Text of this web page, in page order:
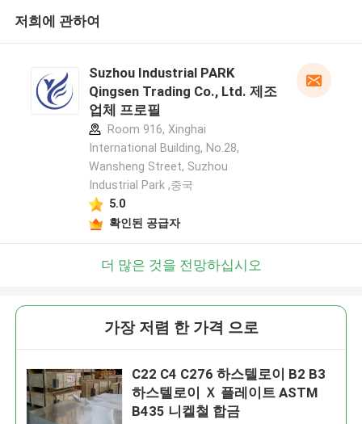
저희에 관하여
Suzhou Industrial PARK
Qingsen Trading Co., Ltd. 제조
업체 프로필
Room 916, Xinghai
International Building, No.28,
Wansheng Street, Suzhou
Industrial Park ,중국
5.0
확인된 공급자
더 많은 것을 전망하십시오
가장 저렴 한 가격 으로
C22 C4 C276 하스텔로이 B2 B3
하스텔로이 Ｘ 플레이트 ASTM
B435 니켈철 합금